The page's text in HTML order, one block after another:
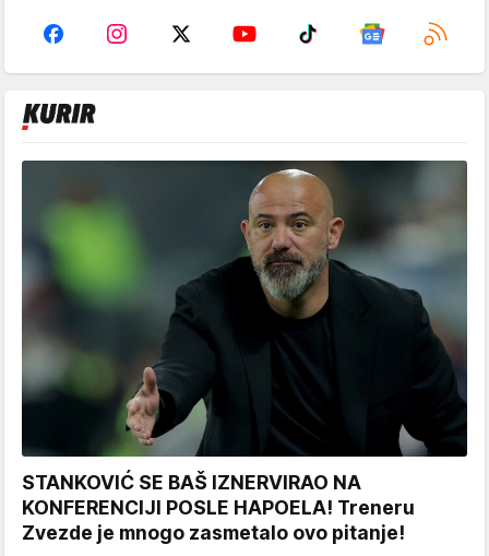
STANKOVIĆ SE BAŠ IZNERVIRAO NA
KONFERENCIJI POSLE HAPOELA! Treneru
Zvezde je mnogo zasmetalo ovo pitanje!